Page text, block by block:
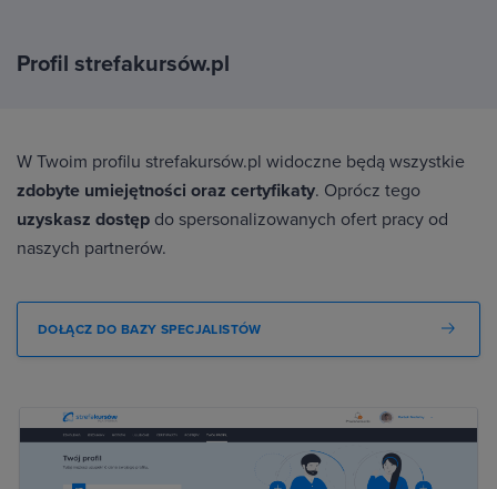
Profil strefakursów.pl
W Twoim profilu strefakursów.pl widoczne będą wszystkie
zdobyte umiejętności oraz certyfikaty. Oprócz tego
uzyskasz dostęp do spersonalizowanych ofert pracy od
naszych partnerów.
DOŁĄCZ DO BAZY SPECJALISTÓW